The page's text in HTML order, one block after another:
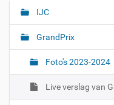
N
a
g
IJC
GrandPrix
Foto's 2023-2024
Live verslag van